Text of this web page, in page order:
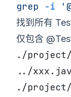
grep -i
找到所有
仅包含
./project/
../
./project/